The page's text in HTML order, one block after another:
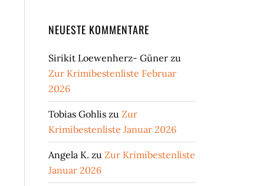
NEUESTE KOMMENTARE
Sirikit Loewenherz- Güner zu
Zur Krimibestenliste Februar
2026
Tobias Gohlis zu Zur
Krimibestenliste Januar 2026
Angela K. zu Zur Krimibestenliste
Januar 2026